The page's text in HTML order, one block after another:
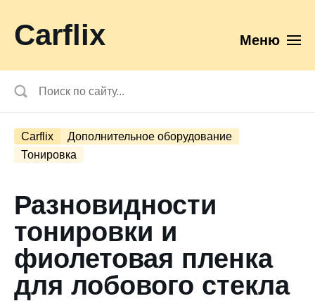
Carflix Меню
Carflix
Дополнительное оборудование
Тонировка
Разновидности
тонировки и
фиолетовая пленка
для лобового стекла